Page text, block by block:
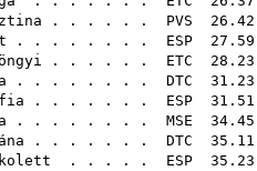
. . . . . . PVS 26.42
. . . . . . . . ESP 27.59
. . . . . . ETC 28.23
. . . . . . . . DTC 31.23
. . . . . . . ESP 31.51
. . . . . . . . MSE 34.45
. . . . . . . DTC 35.11
. . . . . ESP 35.23